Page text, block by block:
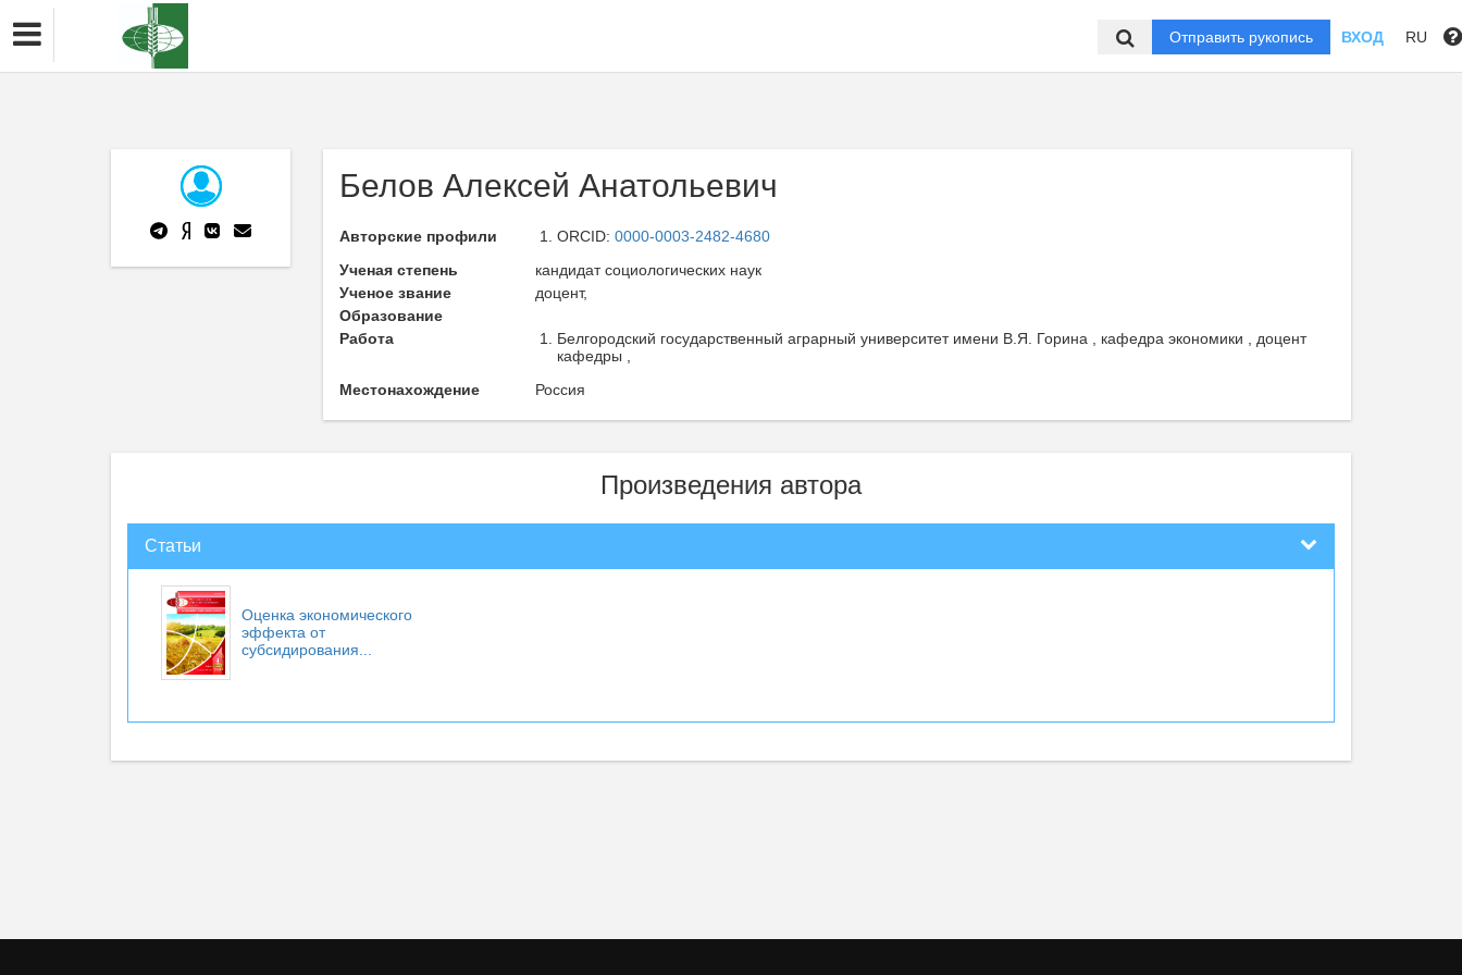
Отправить рукопись ВХОД RU
Белов Алексей Анатольевич
Авторские профили ORCID: 0000-0003-2482-4680
Ученая степень
кандидат социологических наук
Ученое звание
доцент,
Образование
Работа
Белгородский государственный аграрный университет имени В.Я. Горина , кафедра экономики , доцент
кафедры ,
Местонахождение
Россия
Произведения автора
Статьи
Оценка экономического
эффекта от
субсидирования...